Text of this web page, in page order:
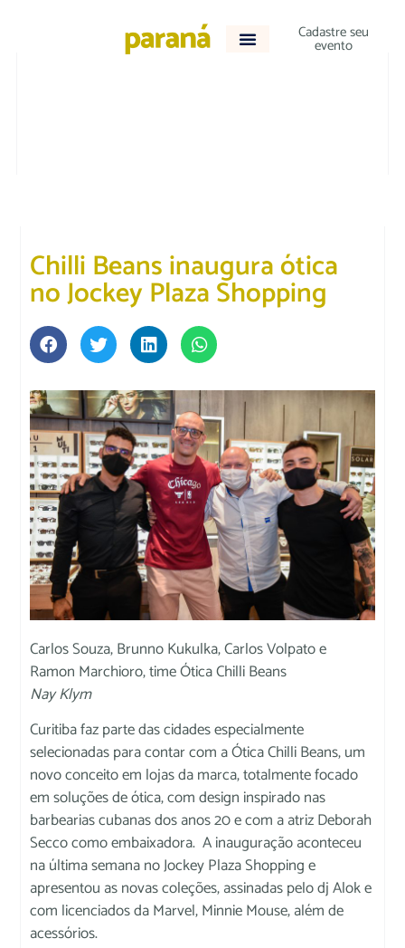
Cadastre seu
evento
Chilli Beans inaugura ótica
no Jockey Plaza Shopping
Carlos Souza, Brunno Kukulka, Carlos Volpato e
Ramon Marchioro, time Ótica Chilli Beans
Nay Klym
Curitiba faz parte das cidades especialmente
selecionadas para contar com a Ótica Chilli Beans, um
novo conceito em lojas da marca, totalmente focado
em soluções de ótica, com design inspirado nas
barbearias cubanas dos anos 20 e com a atriz Deborah
Secco como embaixadora. A inauguração aconteceu
na última semana no Jockey Plaza Shopping e
apresentou as novas coleções, assinadas pelo dj Alok e
com licenciados da Marvel, Minnie Mouse, além de
acessórios.